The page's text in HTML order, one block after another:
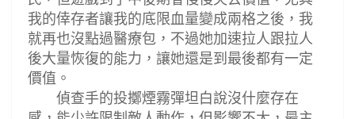
我的倖存者讓我的底限血量變成兩格之後，我
就再也沒點過醫療包，不過她加速拉人跟拉人
後大量恢復的能力，讓她還是到最後都有一定
價值。
偵查手的投擲煙霧彈坦白說沒什麼存在